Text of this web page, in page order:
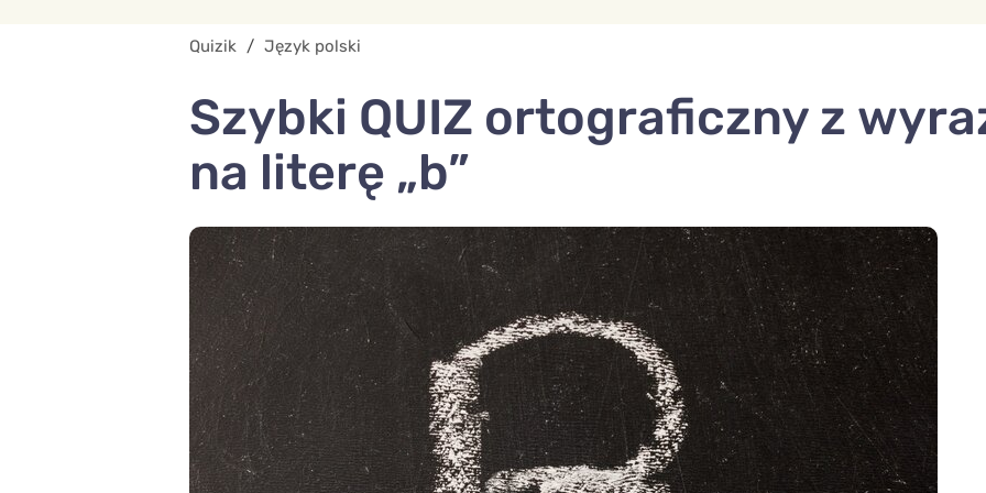
Quizik / Język polski
Szybki QUIZ ortograficzny z
na literę „b”